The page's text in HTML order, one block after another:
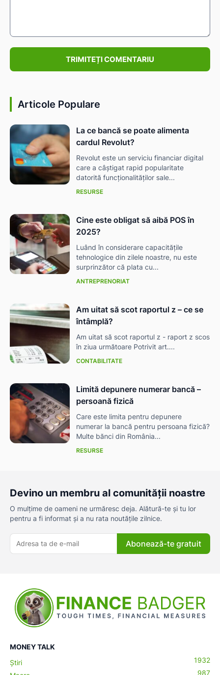
Articole Populare
La ce bancă se poate alimenta
cardul Revolut?
Revolut este un serviciu financiar digital
care a câștigat rapid popularitate
datorită funcționalităților sale...
RESURSE
Cine este obligat să aibă POS în
2025?
Luând în considerare capacitățile
tehnologice din zilele noastre, nu este
surprinzător că plata cu...
ANTREPRENORIAT
Am uitat să scot raportul z – ce se
întâmplă?
Am uitat să scot raportul z - raport z scos
în ziua următoare Potrivit art....
CONTABILITATE
Limită depunere numerar bancă –
persoană fizică
Care este limita pentru depunere
numerar la bancă pentru persoana fizică?
Multe bănci din România...
RESURSE
Devino un membru al comunității noastre
O mulțime de oameni ne urmăresc deja. Alătură-te și tu lor
pentru a fi informat și a nu rata noutățile zilnice.
Abonează-te gratuit
MONEY TALK
Știri
1932
987